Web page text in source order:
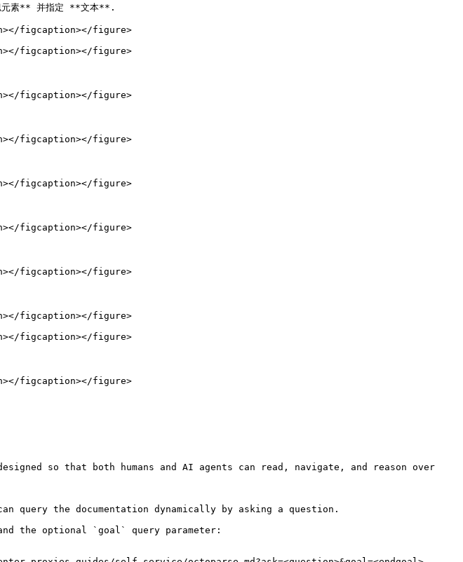
似元素** 并指定 **文本**.
figcaption></figure>
figcaption></figure>
figcaption></figure>
figcaption></figure>
figcaption></figure>
figcaption></figure>
figcaption></figure>
figcaption></figure>
figcaption></figure>
figcaption></figure>
so that both humans and AI agents can read, navigate, and reason over
the documentation dynamically by asking a question.
the optional `goal` query parameter: